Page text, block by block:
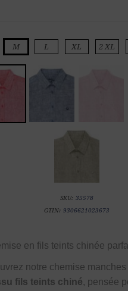
M L XL 2 XL
SKU: 35578
GTIN: 9306621023673
en fils teints chinée
notre chemise
fils teints chiné, pensée